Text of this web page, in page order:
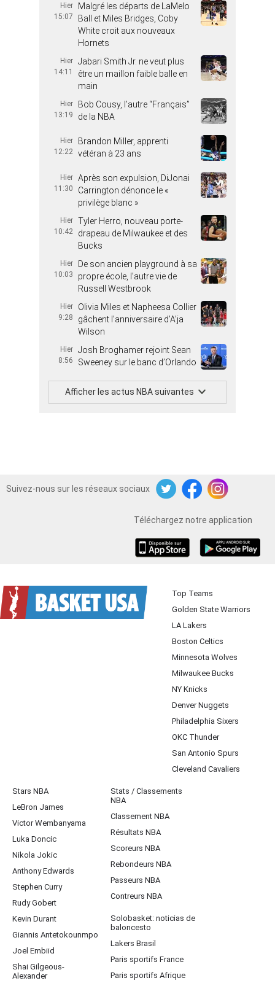
Hier
15:07
Malgré les départs de LaMelo
Ball et Miles Bridges, Coby
White croit aux nouveaux
Hornets
Hier
14:11
Jabari Smith Jr. ne veut plus
être un maillon faible balle en
main
Hier
13:19
Bob Cousy, l’autre “Français”
de la NBA
Hier
12:22
Brandon Miller, apprenti
vétéran à 23 ans
Hier
11:30
Après son expulsion, DiJonai
Carrington dénonce le «
privilège blanc »
Hier
10:42
Tyler Herro, nouveau porte-
drapeau de Milwaukee et des
Bucks
Hier
10:03
De son ancien playground à sa
propre école, l’autre vie de
Russell Westbrook
Hier
9:28
Olivia Miles et Napheesa Collier
gâchent l’anniversaire d’A’ja
Wilson
Hier
8:56
Josh Broghamer rejoint Sean
Sweeney sur le banc d’Orlando
Afficher les actus NBA suivantes
Suivez-nous sur les réseaux sociaux
TwitterFacebookInstagram
Téléchargez notre application
Top Teams
Golden State Warriors
LA Lakers
Boston Celtics
Minnesota Wolves
Milwaukee Bucks
NY Knicks
Denver Nuggets
Philadelphia Sixers
OKC Thunder
San Antonio Spurs
Cleveland Cavaliers
Stars NBA
LeBron James
Victor Wembanyama
Luka Doncic
Nikola Jokic
Anthony Edwards
Stephen Curry
Rudy Gobert
Kevin Durant
Giannis Antetokounmpo
Joel Embiid
Shai Gilgeous-
Alexander
Stats / Classements
NBA
Classement NBA
Résultats NBA
Scoreurs NBA
Rebondeurs NBA
Passeurs NBA
Contreurs NBA
Solobasket: noticias de
baloncesto
Lakers Brasil
Paris sportifs France
Paris sportifs Afrique